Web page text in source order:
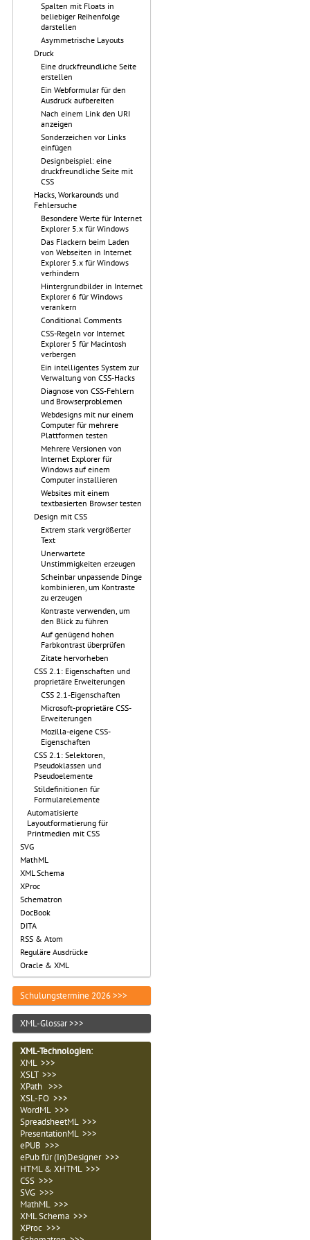
Spalten mit Floats in
beliebiger Reihenfolge
darstellen
Asymmetrische Layouts
Druck
Eine druckfreundliche Seite
erstellen
Ein Webformular für den
Ausdruck aufbereiten
Nach einem Link den URI
anzeigen
Sonderzeichen vor Links
einfügen
Designbeispiel: eine
druckfreundliche Seite mit
CSS
Hacks, Workarounds und
Fehlersuche
Besondere Werte für Internet
Explorer 5.x für Windows
Das Flackern beim Laden
von Webseiten in Internet
Explorer 5.x für Windows
verhindern
Hintergrundbilder in Internet
Explorer 6 für Windows
verankern
Conditional Comments
CSS-Regeln vor Internet
Explorer 5 für Macintosh
verbergen
Ein intelligentes System zur
Verwaltung von CSS-Hacks
Diagnose von CSS-Fehlern
und Browserproblemen
Webdesigns mit nur einem
Computer für mehrere
Plattformen testen
Mehrere Versionen von
Internet Explorer für
Windows auf einem
Computer installieren
Websites mit einem
textbasierten Browser testen
Design mit CSS
Extrem stark vergrößerter
Text
Unerwartete
Unstimmigkeiten erzeugen
Scheinbar unpassende Dinge
kombinieren, um Kontraste
zu erzeugen
Kontraste verwenden, um
den Blick zu führen
Auf genügend hohen
Farbkontrast überprüfen
Zitate hervorheben
CSS 2.1: Eigenschaften und
proprietäre Erweiterungen
CSS 2.1-Eigenschaften
Microsoft-proprietäre CSS-
Erweiterungen
Mozilla-eigene CSS-
Eigenschaften
CSS 2.1: Selektoren,
Pseudoklassen und
Pseudoelemente
Stildefinitionen für
Formularelemente
Automatisierte
Layoutformatierung für
Printmedien mit CSS
SVG
MathML
XML Schema
XProc
Schematron
DocBook
DITA
RSS & Atom
Reguläre Ausdrücke
Oracle & XML
Schulungstermine 2026 >>>
XML-Glossar >>>
XML-Technologien:
XML >>>
XSLT >>>
XPath >>>
XSL-FO >>>
WordML >>>
SpreadsheetML >>>
PresentationML >>>
ePUB >>>
ePub für (In)Designer >>>
HTML & XHTML >>>
CSS >>>
SVG >>>
MathML >>>
XML Schema >>>
XProc >>>